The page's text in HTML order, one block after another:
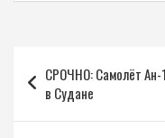
по
записям
СРОЧНО: Самолёт Ан-
в Судане